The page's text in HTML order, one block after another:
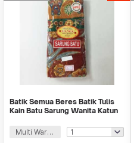
Batik Semua Beres Batik Tulis
Kain Batu Sarung Wanita Katun
Multi Warna